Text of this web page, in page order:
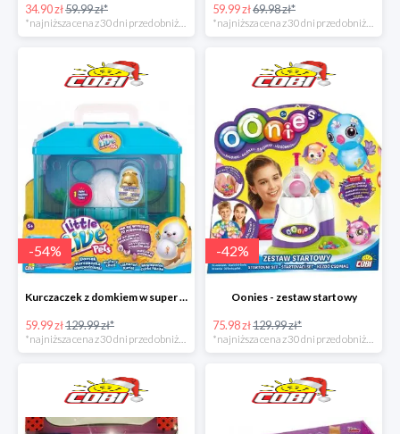
34.90 zł59.99 zł* 59.99 zł69.98 zł*
-54%
Kurczaczek z domkiem w super cenie
59.99 zł129.99 zł*
*najniższa cena z 30 dni przed obniżką
-42%
Oonies - zestaw startowy
75.98 zł129.99 zł*
*najniższa cena z 30 dni przed obniżką